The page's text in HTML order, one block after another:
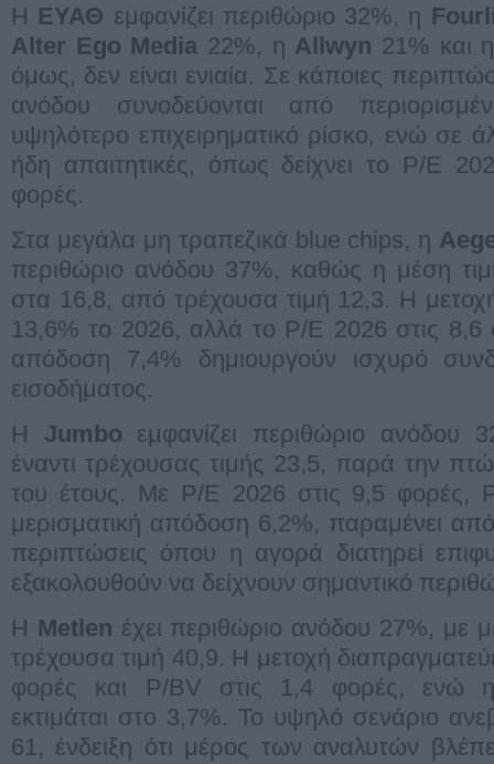
Η ΕΥΑΘ εμφανίζει περιθώριο 32%, η
Alter Ego Media 22%, η Allwyn 21% και
όμως, δεν είναι ενιαία. Σε κάποιες
ανόδου συνοδεύονται από
υψηλότερο επιχειρηματικό ρίσκο, ενώ σε
ήδη απαιτητικές, όπως δείχνει το P/E
φορές.
Στα μεγάλα μη τραπεζικά blue chips, η
περιθώριο ανόδου 37%, καθώς η μέση
στα 16,8, από τρέχουσα τιμή 12,3. Η
13,6% το 2026, αλλά το P/E 2026 στις 8,6
απόδοση 7,4% δημιουργούν ισχυρό
εισοδήματος.
Η Jumbo εμφανίζει περιθώριο ανόδου
έναντι τρέχουσας τιμής 23,5, παρά την
του έτους. Με P/E 2026 στις 9,5 φορές,
μερισματική απόδοση 6,2%, παραμένει από
περιπτώσεις όπου η αγορά διατηρεί
εξακολουθούν να δείχνουν σημαντικό
Η Metlen έχει περιθώριο ανόδου 27%, με
τρέχουσα τιμή 40,9. Η μετοχή
φορές και P/BV στις 1,4 φορές, ενώ η
εκτιμάται στο 3,7%. Το υψηλό σενάριο
61, ένδειξη ότι μέρος των αναλυτών